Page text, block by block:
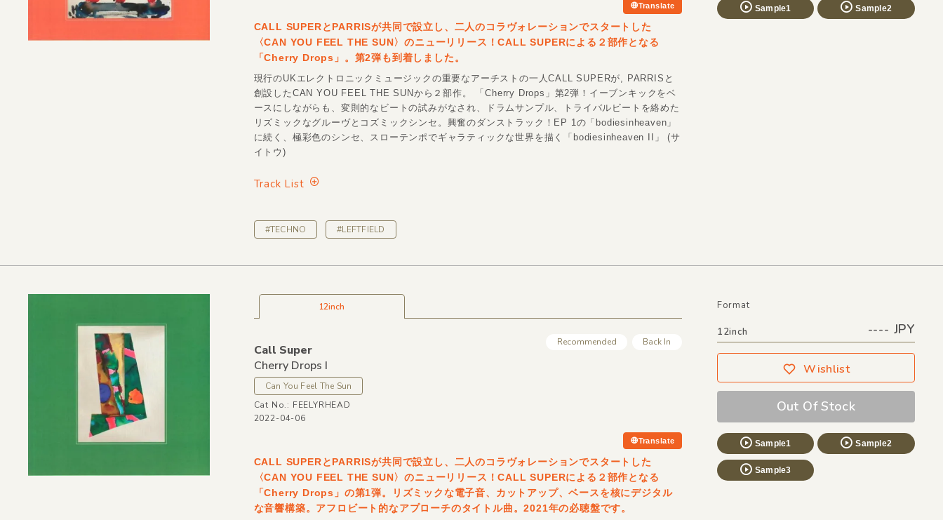
Translate Sample1 Sample2
CALL SUPERとPARRISが共同で設立し、二人のコラヴォレーションでスタートした
〈CAN YOU FEEL THE SUN〉のニューリリース！CALL SUPERによる２部作となる
「Cherry Drops」。第2弾も到着しました。
現行のUKエレクトロニックミュージックの重要なアーチストの一人CALL SUPERが, PARRISと
創設したCAN YOU FEEL THE SUNから２部作。 「Cherry Drops」第2弾！イーブンキックをベ
ースにしながらも、変則的なビートの試みがなされ、ドラムサンプル、トライバルビートを絡めた
リズミックなグルーヴとコズミックシンセ。興奮のダンストラック！EP 1の「bodiesinheaven」
に続く、極彩色のシンセ、スローテンポでギャラティックな世界を描く「bodiesinheaven II」 (サ
イトウ)
Track List
#TECHNO #LEFTFIELD
12inch
Recommended Back In
Call Super
Cherry Drops I
Can You Feel The Sun
Cat No.: FEELYRHEAD
2022-04-06
Translate
Format
12inch ---- JPY
Wishlist
Out Of Stock
Sample1 Sample2
Sample3
CALL SUPERとPARRISが共同で設立し、二人のコラヴォレーションでスタートした
〈CAN YOU FEEL THE SUN〉のニューリリース！CALL SUPERによる２部作となる
「Cherry Drops」の第1弾。リズミックな電子音、カットアップ、ベースを核にデジタル
な音響構築。アフロビート的なアプローチのタイトル曲。2021年の必聴盤です。